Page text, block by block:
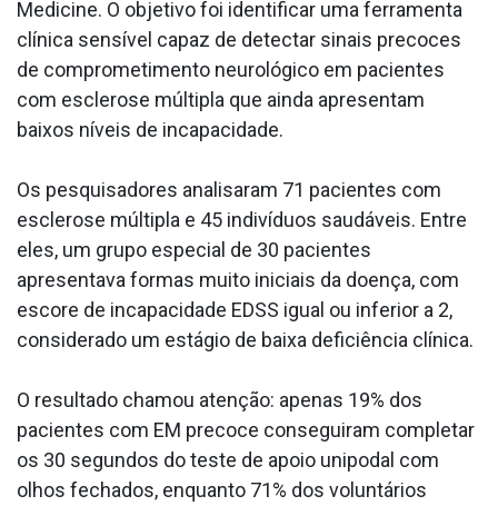
Medicine. O objetivo foi identificar uma ferramenta
clínica sensível capaz de detectar sinais precoces
de comprometimento neurológico em pacientes
com esclerose múltipla que ainda apresentam
baixos níveis de incapacidade.
Os pesquisadores analisaram 71 pacientes com
esclerose múltipla e 45 indivíduos saudáveis. Entre
eles, um grupo especial de 30 pacientes
apresentava formas muito iniciais da doença, com
escore de incapacidade EDSS igual ou inferior a 2,
considerado um estágio de baixa deficiência clínica.
O resultado chamou atenção: apenas 19% dos
pacientes com EM precoce conseguiram completar
os 30 segundos do teste de apoio unipodal com
olhos fechados, enquanto 71% dos voluntários